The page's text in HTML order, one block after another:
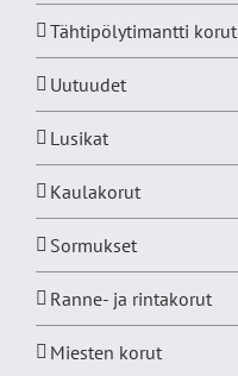
Tähtipölytimantti korut
Uutuudet
Lusikat
Kaulakorut
Sormukset
Ranne- ja rintakorut
Miesten korut